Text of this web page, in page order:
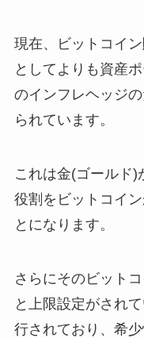
現在、ビットコイ
としてよりも資産
のインフレヘッジ
られています。
これは金(ゴールド)
役割をビットコイ
とになります。
さらにそのビット
と上限設定がされ
行されており、希